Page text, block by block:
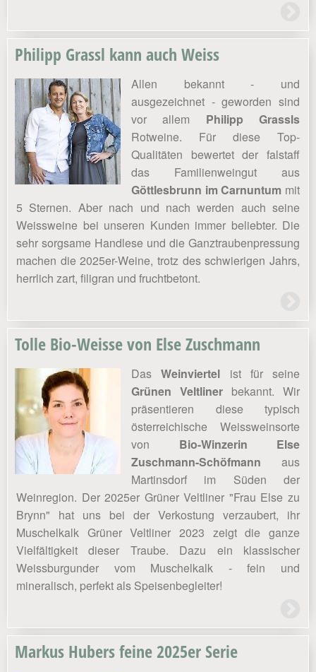
Philipp Grassl kann auch Weiss
Allen bekannt - und
ausgezeichnet - geworden sind
vor allem Philipp Grassls
Rotweine. Für diese Top-
Qualitäten bewertet der falstaff
das Familienweingut aus
Göttlesbrunn im Carnuntum mit
5 Sternen. Aber nach und nach werden auch seine
Weissweine bei unseren Kunden immer beliebter. Die
sehr sorgsame Handlese und die Ganztraubenpressung
machen die 2025er-Weine, trotz des schwierigen Jahrs,
herrlich zart, filigran und fruchtbetont.
Tolle Bio-Weisse von Else Zuschmann
DasWeinviertel ist für seine
Grünen Veltliner bekannt. Wir
präsentieren diese typisch
österreichische Weissweinsorte
von Bio-Winzerin Else
Zuschmann-Schöfmann aus
Martinsdorf im Süden der
Weinregion. Der 2025er Grüner Veltliner "Frau Else zu
Brynn" hat uns bei der Verkostung verzaubert, ihr
Muschelkalk Grüner Veltliner 2023 zeigt die ganze
Vielfältigkeit dieser Traube. Dazu ein klassischer
Weissburgunder vom Muschelkalk - fein und
mineralisch, perfekt als Speisenbegleiter!
Markus Hubers feine 2025er Serie